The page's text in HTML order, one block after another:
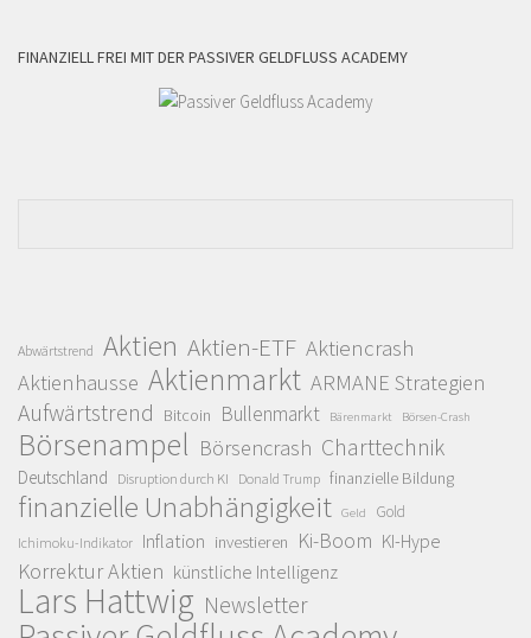
FINANZIELL FREI MIT DER PASSIVER GELDFLUSS ACADEMY
Abwärtstrend Aktien Aktien-ETF Aktiencrash
Aktienhausse Aktienmarkt ARMANE Strategien
Aufwärtstrend Bitcoin Bullenmarkt Bärenmarkt Börsen-Crash
Börsenampel Börsencrash Charttechnik
Deutschland Disruption durch KI Donald Trump finanzielle Bildung
finanzielle Unabhängigkeit Geld Gold
Ichimoku-Indikator Inflation investieren Ki-Boom KI-Hype
Korrektur Aktien künstliche Intelligenz
Lars Hattwig Newsletter